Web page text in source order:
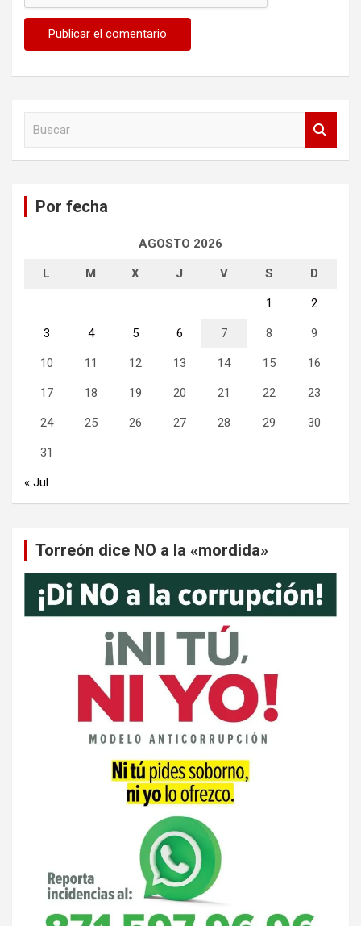
Por fecha
AGOSTO 2026
L M X J V S D
1 2
3 4 5 6 7 8 9
10 11 12 13 14 15 16
17 18 19 20 21 22 23
24 25 26 27 28 29 30
31
« Jul
Torreón dice NO a la «mordida»